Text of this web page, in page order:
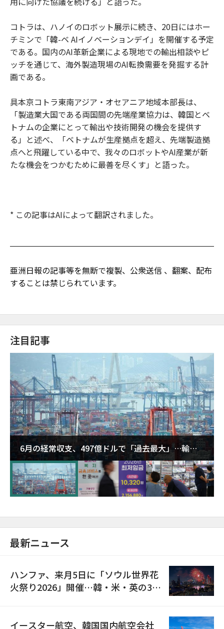
コトラは、ハノイのロボット展示に続き、20日にはホー
チミンで「韓-ベ AIイノベーションデイ」を開催する予定
である。国内のAI革新企業による現地での輸出相談やピ
ッチを通じて、海外製造現場のAI転換需要を発掘する計
画である。
具本京コトラ東南アジア・オセアニア地域本部長は、
「製造業大国である両国間の先端産業協力は、韓国とベ
トナムの企業にとって輸出や技術開発の機会を提供す
る」と述べ、「ベトナムが生産拠点を超え、先端製造拠
点へと飛躍している中で、我々のロボットやAI産業が新
たな機会をつかむために最善を尽くす」と語った。
* この記事はAIによって翻訳されました。
亜洲日報の記事等を無断で複製、公衆送信 、翻案、配布
することは禁じられています。
注目記事
6月の経常収支、497億ドルで「過去最大」…輸出
が初の1000億ドル突破
最新ニュース
ハンファ、来月5日に「ソウル世界花
火祭り2026」開催…韓・米・英の3カ
イースター航空、韓国国内航空会社